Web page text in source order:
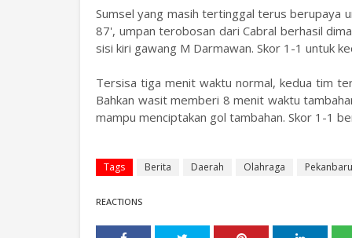
Sumsel yang masih tertinggal terus berupaya
87', umpan terobosan dari Cabral berhasil
sisi kiri gawang M Darmawan. Skor 1-1 untuk
Tersisa tiga menit waktu normal, kedua tim
Bahkan wasit memberi 8 menit waktu
mampu menciptakan gol tambahan. Skor 1-1
Tags Berita Daerah Olahraga Pekanbaru
REACTIONS